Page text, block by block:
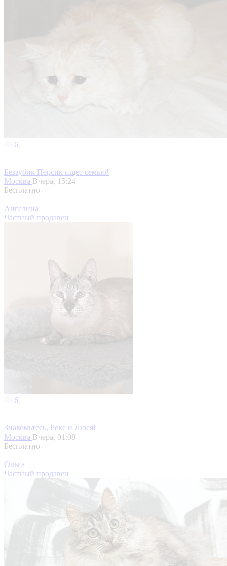
6
Беззубик Персик ищет семью!
Москва Вчера, 15:24
Бесплатно
Ангелина
Частный продавец
6
Знакомьтесь, Рекс и Люся!
Москва Вчера, 01:08
Бесплатно
Ольга
Частный продавец